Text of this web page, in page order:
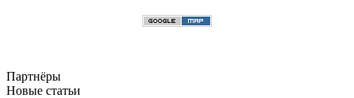
Партнёры
Новые статьи